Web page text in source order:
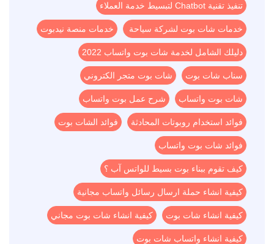
تنفيذ تقنية Chatbot لتبسيط خدمة العملاء
خدمات شات بوت لشركة سياحة خدمات منصة نيدبوت
دليلك الشامل لخدمة شات بوت واتساب 2022
سناب شات بوت شات بوت متجر الكتروني
شات بوت واتساب شرح عمل بوت واتساب
فوائد استخدام روبوتات المحادثة فوائد الشات بوت
فوائد شات بوت واتساب
كيف تقوم ببناء بوت بسيط للواتس آب ؟
كيفية انشاء حملة ارسال رسائل واتساب مجانية
كيفية انشاء شات بوت كيفية انشاء شات بوت مجاني
كيفية انشاء واتساب شات بوت